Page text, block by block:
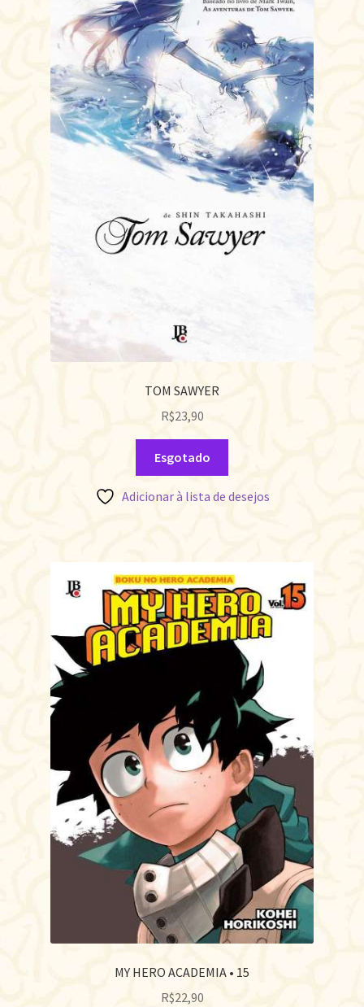
TOM SAWYER
R$23,90
Esgotado
Adicionar à lista de desejos
MY HERO ACADEMIA • 15
R$22,90